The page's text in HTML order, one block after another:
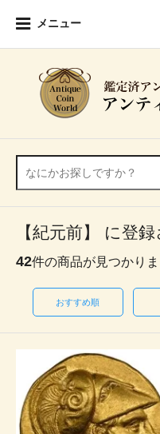
メニュー
【紀元前】 に登
42件の商品が見つかり
おすすめ順